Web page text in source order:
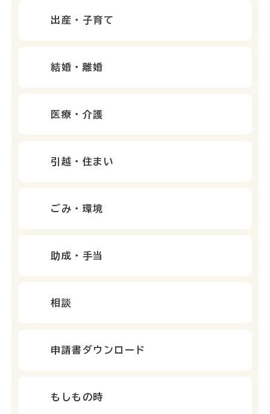
出産・子育て
結婚・離婚
医療・介護
引越・住まい
ごみ・環境
助成・手当
相談
申請書ダウンロード
もしもの時